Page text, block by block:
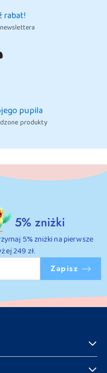
rabat!
pupila
produkty
5% zniżki
5% zniżki na pierwsze
249 zł.
Zapisz